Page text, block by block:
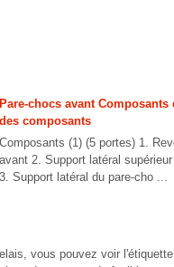
Pare-chocs avant Composants
des composants
Composants (1) (5 portes) 1.
avant 2. Support latéral
3. Support latéral du pare-cho ...
vous pouvez voir